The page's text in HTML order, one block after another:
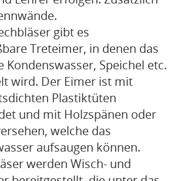
gibt es
Treteimer, in denen das
Kondenswasser, Speichel etc.
wird. Der Eimer ist mit
Plastiktüten
und mit Holzspänen oder
welche das
aufsaugen können.
werden Wisch- und